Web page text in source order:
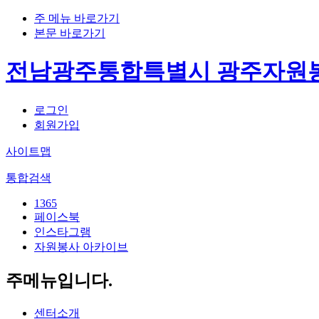
주 메뉴 바로가기
본문 바로가기
전남광주통합특별시 광주자원
로그인
회원가입
사이트맵
통합검색
1365
페이스북
인스타그램
자원봉사 아카이브
주메뉴입니다.
센터소개